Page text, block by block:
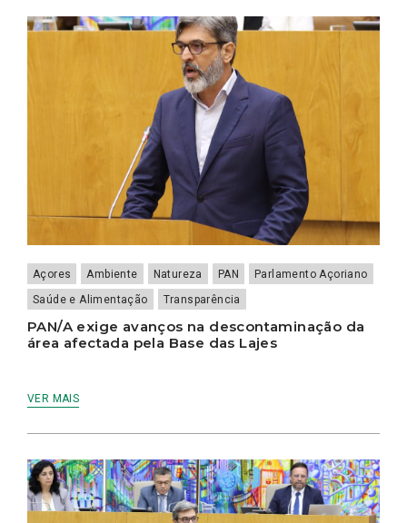
Açores Ambiente Natureza PAN
Parlamento Açoriano
Saúde e Alimentação
Transparência
PAN/A exige avanços na descontaminação da
área afectada pela Base das Lajes
VER MAIS